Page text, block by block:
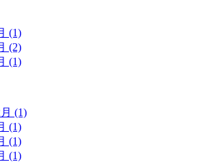
(1)
(2)
(1)
(1)
(1)
(1)
(1)